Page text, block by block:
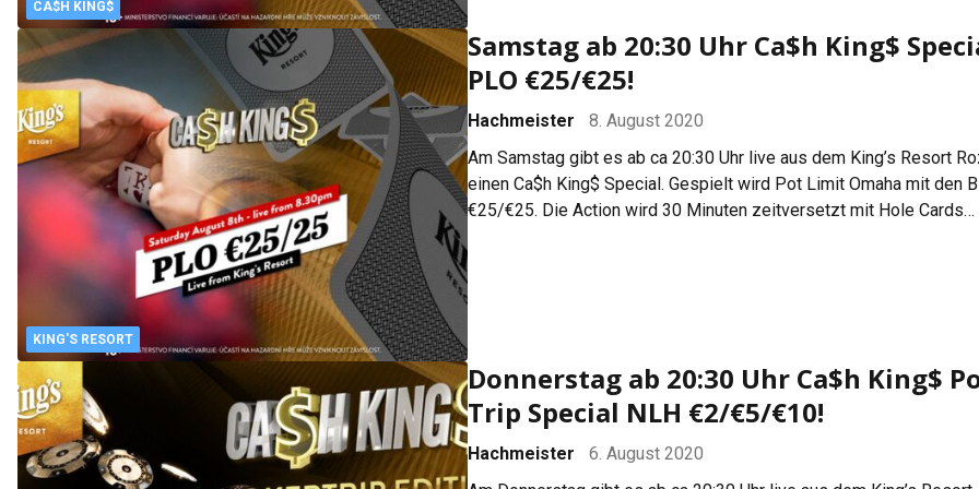
CA$H KING$
KING'S RESORT
Samstag ab 20:30 Uhr Ca$h King$
PLO €25/€25!
Hachmeister
8. August 2020
Am Samstag gibt es ab ca 20:30 Uhr live aus dem King’s Resort
einen Ca$h King$ Special. Gespielt wird Pot Limit Omaha mit den
€25/€25. Die Action wird 30 Minuten zeitversetzt mit Hole Cards
Donnerstag ab 20:30 Uhr Ca$h King$
Trip Special NLH €2/€5/€10!
Hachmeister
6. August 2020